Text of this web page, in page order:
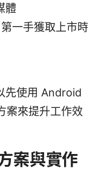
體
一手獲取上市時
先使用 Android
案來提升工作效
案與實作